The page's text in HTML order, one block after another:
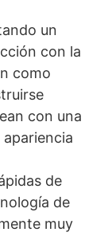
un
con la
como
con una
de
de
muy